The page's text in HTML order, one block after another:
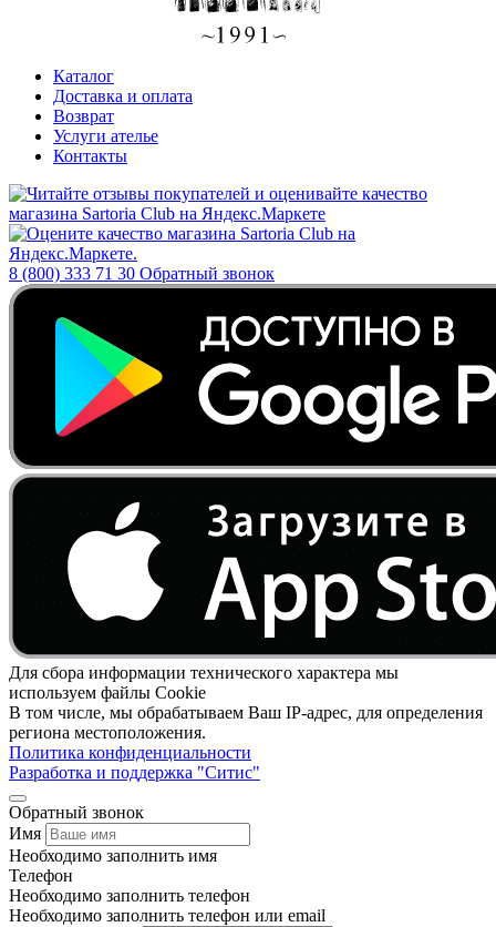
Каталог
Доставка и оплата
Возврат
Услуги ателье
Контакты
8 (800) 333 71 30 Обратный звонок
Для сбора информации технического характера мы
используем файлы Cookie
В том числе, мы обрабатываем Ваш IP-адрес, для определения
региона местоположения.
Политика конфиденциальности
Разработка и поддержка "Ситис"
Обратный звонок
Имя
Необходимо заполнить имя
Телефон
Необходимо заполнить телефон
Необходимо заполнить телефон или email